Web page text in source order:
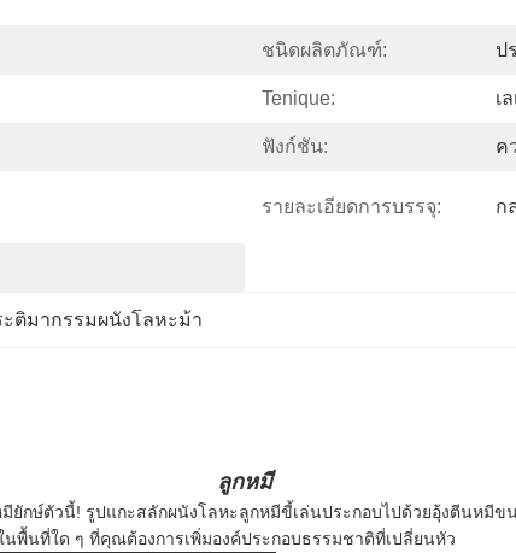
ชนิดผลิตภัณฑ์: ป
Tenique: เ
ฟังก์ชัน: ค
รายละเอียดการบรรจุ: ก
ะติมากรรมผนังโลหะม้า
ลูกหมี
ยักษ์ตัวนี้! รูปแกะสลักผนังโลหะลูกหมีขี้เล่นประกอบไปด้วยอุ้งตีนหมีข
พื้นที่ใด ๆ ที่คุณต้องการเพิ่มองค์ประกอบธรรมชาติที่เปลี่ยนหัว